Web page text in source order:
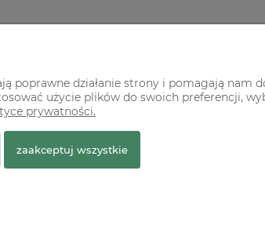
poprawne działanie strony i pomagają nam
użycie plików do swoich preferencji,
prywatności.
zaakceptuj wszystkie